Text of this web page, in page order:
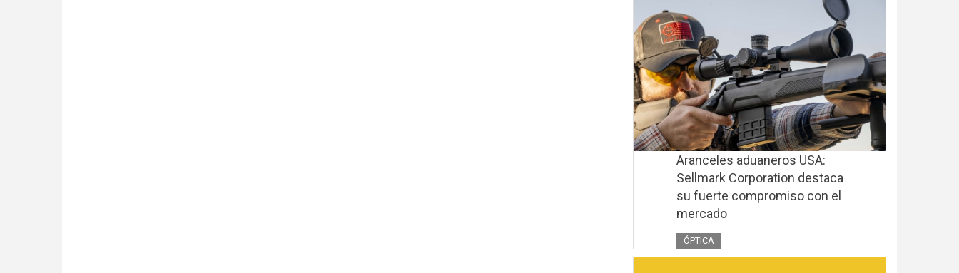
Aranceles aduaneros USA:
Sellmark Corporation destaca
su fuerte compromiso con el
mercado
ÓPTICA